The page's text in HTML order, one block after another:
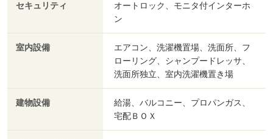
セキュリティ
オートロック、モニタ付インターホ
ン
室内設備
エアコン、洗濯機置場、洗面所、フ
ローリング、シャンプードレッサ、
洗面所独立、室内洗濯機置き場
建物設備
給湯、バルコニー、プロパンガス、
宅配ＢＯＸ